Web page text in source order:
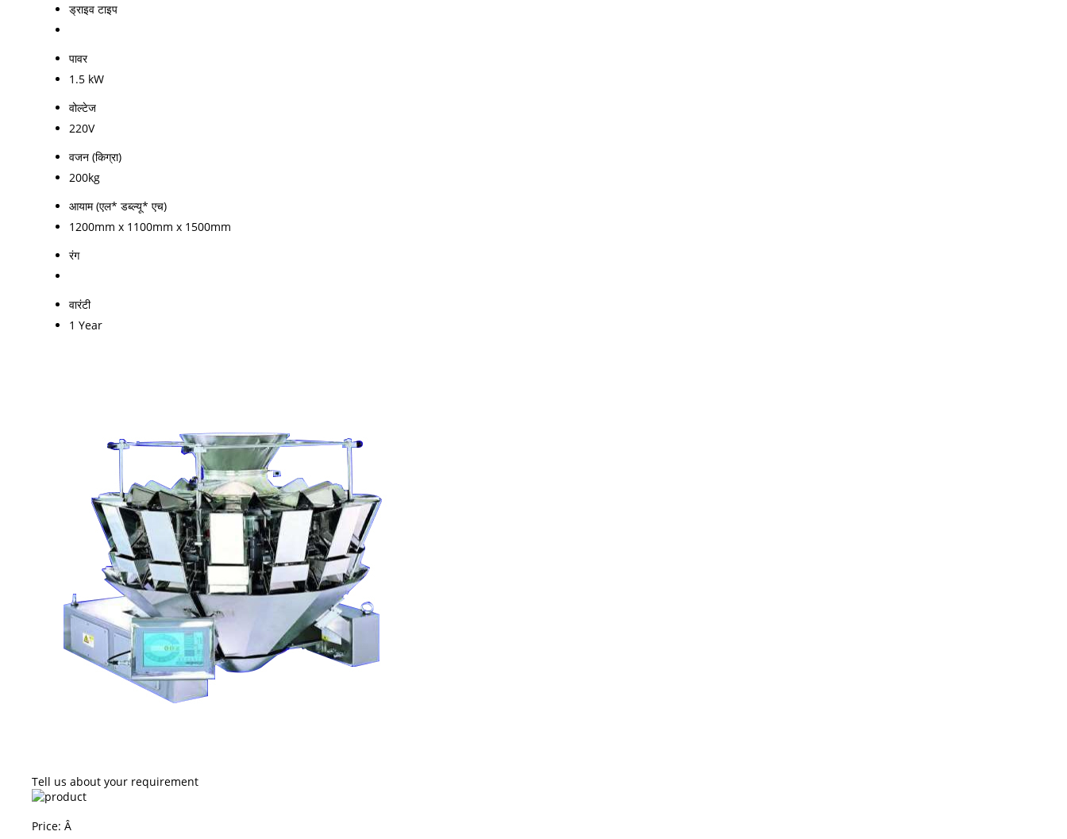
ड्राइव टाइप
पावर
1.5 kW
वोल्टेज
220V
वजन (किग्रा)
200kg
आयाम (एल* डब्ल्यू* एच)
1200mm x 1100mm x 1500mm
रंग
वारंटी
1 Year
Tell us about your requirement
Price: Â